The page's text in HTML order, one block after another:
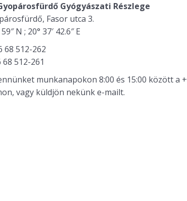
Gyógyászati Részlege
Fasor utca 3.
N ; 20° 37′ 42.6″ E
68 512-262
512-261
munkanapokon 8:00 és 15:00 között a
vagy küldjön nekünk e-mailt.